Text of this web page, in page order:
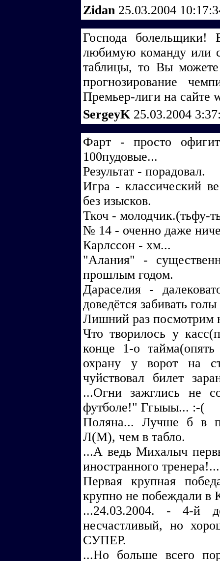
Zidan 25.03.2004
Господа болельщики!
любимую команду или
таблицы, то Вы можете
прогнозирование
Премьер-лиги на сайте
SergeyK 25.03.2004
Фарт - просто
100пудовые...
Результат - порадовал.
Игра - классический
без изысков.
Ткоч - молодчик.(тьфу-
№ 14 - оченно даже
Карлссон - хм...
"Алания" -
прошлым годом.
Дараселия -
доведётся забивать
Лишний раз
Что творилось у
конце 1-о
охрану у ворот на
чуйствовал билет
...Огни зажглись не
футболе!" Ггыыы... :-(
Поляна... Лучше б в
Л(М), чем в табло.
...А ведь Михалыч
иностранного тренера!...
Первая крупная
крупно не побеждали
...24.03.2004. - 4-й
несчастливый, но
СУПЕР.
...Но больше всего